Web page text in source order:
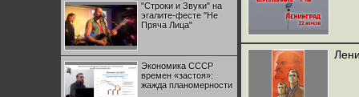
"Строки и Звуки" на
эгалите-фесте "Не
Пряча Лица"
Экономика СССР
времен «застоя»:
жажда планомерности